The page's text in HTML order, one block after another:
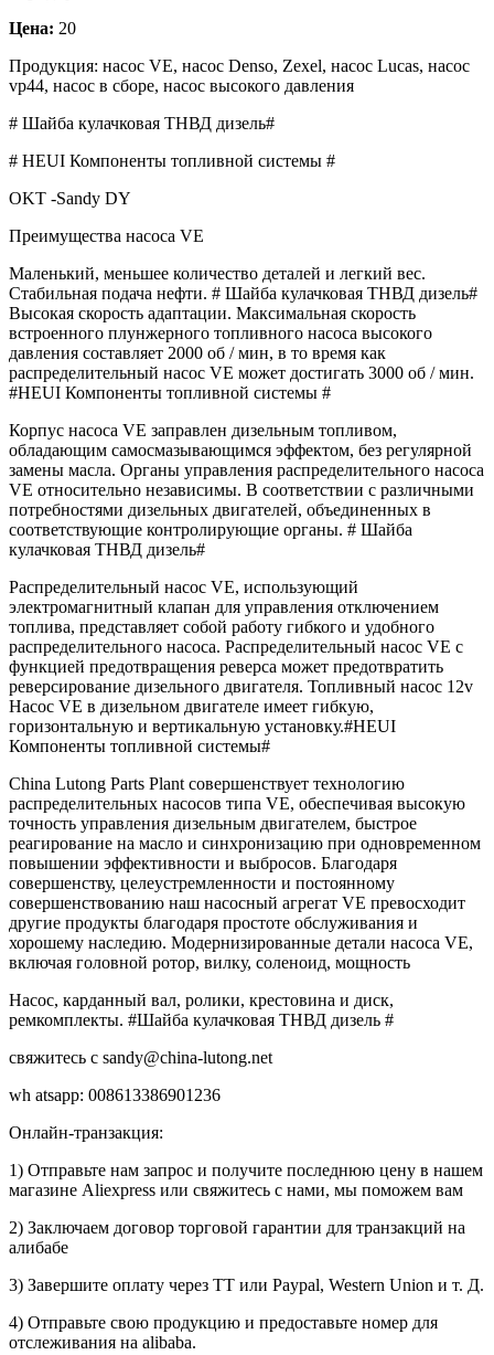
Цена: 20
Продукция: насос VE, насос Denso, Zexel, насос Lucas, насос
vp44, насос в сборе, насос высокого давления
# Шайба кулачковая ТНВД дизель#
# HEUI Компоненты топливной системы #
OKT -Sandy DY
Преимущества насоса VE
Маленький, меньшее количество деталей и легкий вес.
Стабильная подача нефти. # Шайба кулачковая ТНВД дизель#
Высокая скорость адаптации. Максимальная скорость
встроенного плунжерного топливного насоса высокого
давления составляет 2000 об / мин, в то время как
распределительный насос VE может достигать 3000 об / мин.
#HEUI Компоненты топливной системы #
Корпус насоса VE заправлен дизельным топливом,
обладающим самосмазывающимся эффектом, без регулярной
замены масла. Органы управления распределительного насоса
VE относительно независимы. В соответствии с различными
потребностями дизельных двигателей, объединенных в
соответствующие контролирующие органы. # Шайба
кулачковая ТНВД дизель#
Распределительный насос VE, использующий
электромагнитный клапан для управления отключением
топлива, представляет собой работу гибкого и удобного
распределительного насоса. Распределительный насос VE с
функцией предотвращения реверса может предотвратить
реверсирование дизельного двигателя. Топливный насос 12v
Насос VE в дизельном двигателе имеет гибкую,
горизонтальную и вертикальную установку.#HEUI
Компоненты топливной системы#
China Lutong Parts Plant совершенствует технологию
распределительных насосов типа VE, обеспечивая высокую
точность управления дизельным двигателем, быстрое
реагирование на масло и синхронизацию при одновременном
повышении эффективности и выбросов. Благодаря
совершенству, целеустремленности и постоянному
совершенствованию наш насосный агрегат VE превосходит
другие продукты благодаря простоте обслуживания и
хорошему наследию. Модернизированные детали насоса VE,
включая головной ротор, вилку, соленоид, мощность
Насос, карданный вал, ролики, крестовина и диск,
ремкомплекты. #Шайба кулачковая ТНВД дизель #
свяжитесь с sandy@china-lutong.net
wh atsapp: 008613386901236
Онлайн-транзакция:
1) Отправьте нам запрос и получите последнюю цену в нашем
магазине Aliexpress или свяжитесь с нами, мы поможем вам
2) Заключаем договор торговой гарантии для транзакций на
алибабе
3) Завершите оплату через TT или Paypal, Western Union и т. Д.
4) Отправьте свою продукцию и предоставьте номер для
отслеживания на alibaba.